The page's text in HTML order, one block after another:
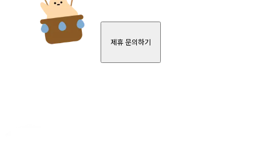
제휴 문의하기